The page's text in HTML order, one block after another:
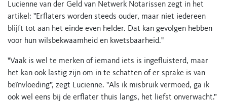
Lucienne van der Geld van Netwerk Notarissen zegt in het
artikel: "Erflaters worden steeds ouder, maar niet iedereen
blijft tot aan het einde even helder. Dat kan gevolgen hebben
voor hun wilsbekwaamheid en kwetsbaarheid."
"Vaak is wel te merken of iemand iets is ingefluisterd, maar
het kan ook lastig zijn om in te schatten of er sprake is van
beïnvloeding”, zegt Lucienne. "Als ik misbruik vermoed, ga ik
ook wel eens bij de erflater thuis langs, het liefst onverwacht.”